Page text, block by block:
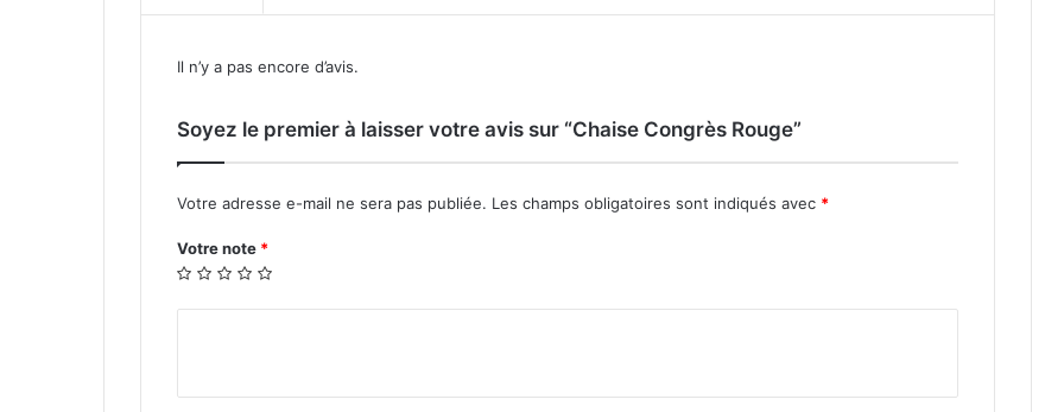
Il n’y a pas encore d’avis.
Soyez le premier à laisser votre avis sur “Chaise Congrès Rouge”
Votre adresse e-mail ne sera pas publiée. Les champs obligatoires sont indiqués avec *
Votre note *
t